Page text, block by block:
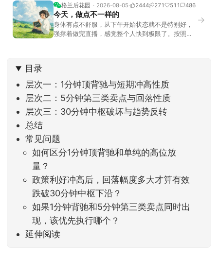
格兰后花园 2026-08-05 2444 271 511 486
今天，做点不一样的
身体有点不舒服，从下午开始状态就不是特别好，
强撑着做完直播，感觉整个人快到极限了。按照平
问的，可以给他点个赞。晚些时候，我会按点赞数
量挑选5个比较
→
目录
层次一：1分钟顶背驰与短期冲高性质
层次二：5分钟第三类卖点与回落性质
层次三：30分钟中枢破坏与趋势反转
总结
常见问题
如何区分1分钟顶背驰和单纯的高位放
量？
政策利好冲高后，回落幅度多大才算有效
跌破30分钟中枢下沿？
如果1分钟背驰和5分钟第三类卖点同时出
现，该优先执行哪个？
延伸阅读